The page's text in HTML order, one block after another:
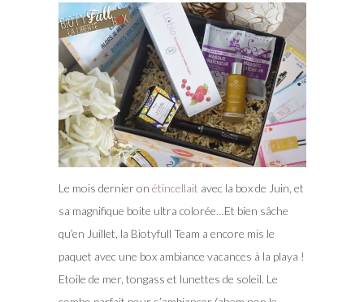
Le mois dernier on étincellait avec la box de Juin, et
sa magnifique boite ultra colorée…Et bien sâche
qu’en Juillet, la Biotyfull Team a encore mis le
paquet avec une box ambiance vacances à la playa !
Etoile de mer, tongass et lunettes de soleil. Le